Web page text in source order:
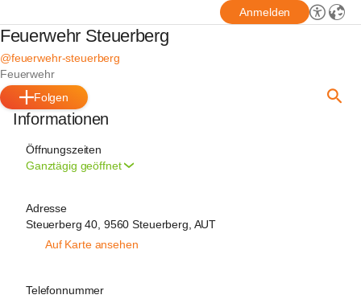
Anmelden
Feuerwehr Steuerberg
@feuerwehr-steuerberg
Feuerwehr
Folgen
Informationen
Öffnungszeiten
Ganztägig geöffnet
Adresse
Steuerberg 40, 9560 Steuerberg, AUT
Auf Karte ansehen
Telefonnummer